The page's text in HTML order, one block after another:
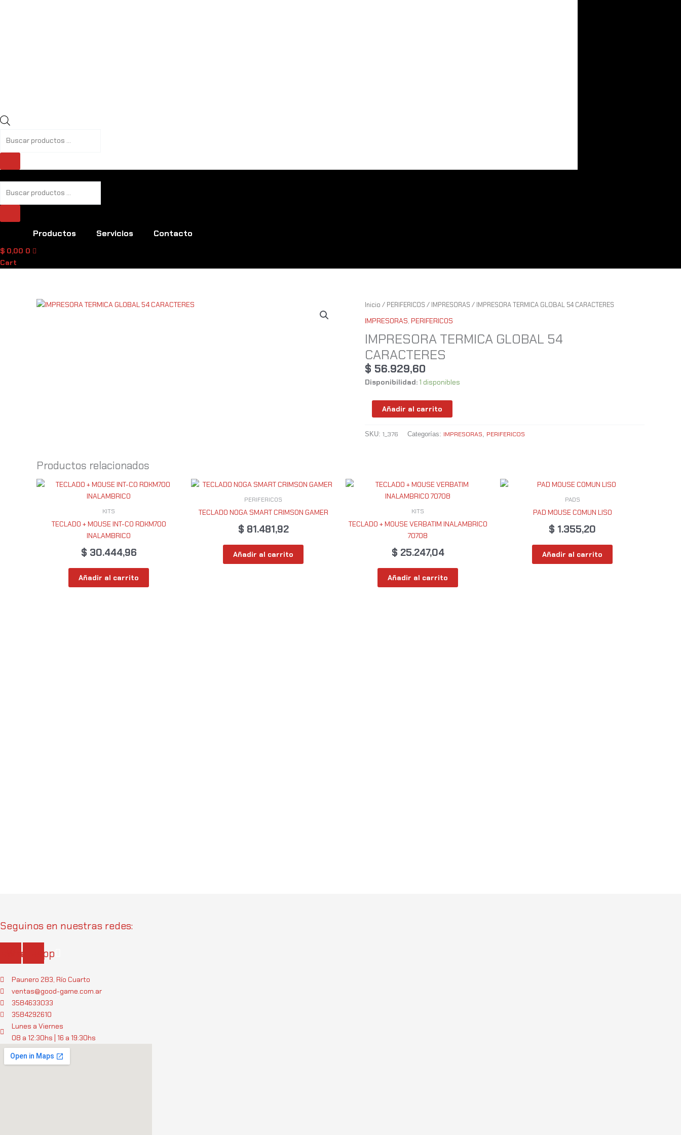
Productos Servicios Contacto
$ 0,00 0
Cart
Inicio / PERIFERICOS / IMPRESORAS / IMPRESORA TERMICA GLOBAL 54 CARACTERES
IMPRESORAS, PERIFERICOS
IMPRESORA TERMICA GLOBAL 54
CARACTERES
$ 56.929,60
Disponibilidad: 1 disponibles
IMPRESORA
54
CARACTERES
cantidad
Añadir al carrito
SKU: 1_376 Categorías: IMPRESORAS PERIFERICOS
Productos relacionados
KITS
TECLADO + MOUSE INT-CO RDKM700
INALAMBRICO
$ 30.444,96
Añadir al carrito
PERIFERICOS
TECLADO NOGA SMART CRIMSON GAMER
$ 81.481,92
Añadir al carrito
KITS
TECLADO + MOUSE VERBATIM INALAMBRICO
70708
$ 25.247,04
Añadir al carrito
PADS
PAD MOUSE COMUN LISO
$ 1.355,20
Añadir al carrito
Seguinos en nuestras redes:
Whatsapp
Paunero 283, Río Cuarto
ventas@good-game.com.ar
3584633033
3584292610
Lunes a Viernes
08 a 12:30hs | 16 a 19:30hs